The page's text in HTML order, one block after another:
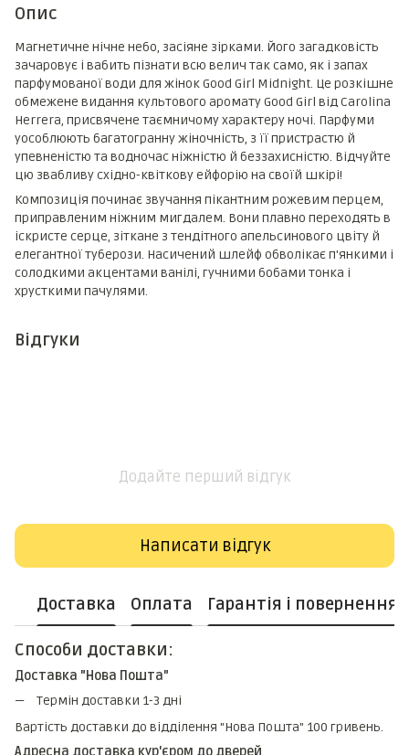
Опис
Магнетичне нічне небо, засіяне зірками. Його загадковість
зачаровує і вабить пізнати всю велич так само, як і запах
парфумованої води для жінок Good Girl Midnight. Це розкішне
обмежене видання культового аромату Good Girl від Carolina
Herrera, присвячене таємничому характеру ночі. Парфуми
уособлюють багатогранну жіночність, з її пристрастю й
упевненістю та водночас ніжністю й беззахисністю. Відчуйте
цю звабливу східно-квіткову ейфорію на своїй шкірі!
Композиція починає звучання пікантним рожевим перцем,
приправленим ніжним мигдалем. Вони плавно переходять в
іскристе серце, зіткане з тендітного апельсинового цвіту й
елегантної туберози. Насичений шлейф обволікає п'янкими і
солодкими акцентами ванілі, гучними бобами тонка і
хрусткими пачулями.
Відгуки
Додайте перший відгук
Написати відгук
Доставка Оплата Гарантія і повернення
Способи доставки:
Доставка "Нова Пошта"
Термін доставки 1-3 дні
Вартість доставки до відділення "Нова Пошта" 100 гривень.
Адресна доставка кур'єром до дверей